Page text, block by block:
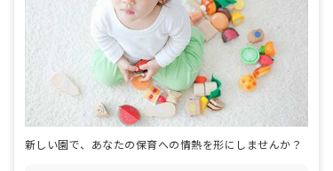
新しい園で、あなたの保育への情熱を形にしませんか？